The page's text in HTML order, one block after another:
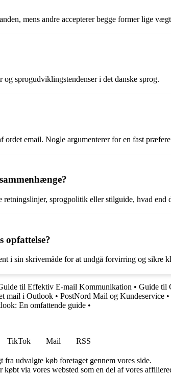
mens andre accepterer begge former lige
sprogudviklingstendenser i det danske sprog.
email. Nogle argumenterer for en fast
sprogpolitik eller stilguide, hvad
opfattelse?
i sin skrivemåde for at undgå forvirring og sikre
til Effektiv E-mail Kommunikation • Guide til
mail i Outlook • PostNord Mail og Kundeservice •
En omfattende guide •
TikTok Mail
RSS
udvalgte køb foretaget gennem vores side.
via vores websted som en del af vores